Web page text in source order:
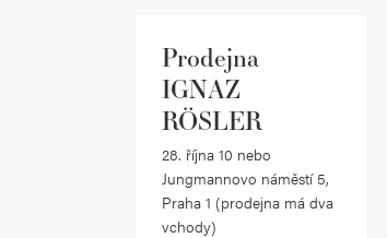
Prodejna
IGNAZ
RÖSLER
28. října 10 nebo
Jungmannovo náměstí 5,
Praha 1 (prodejna má dva
vchody)